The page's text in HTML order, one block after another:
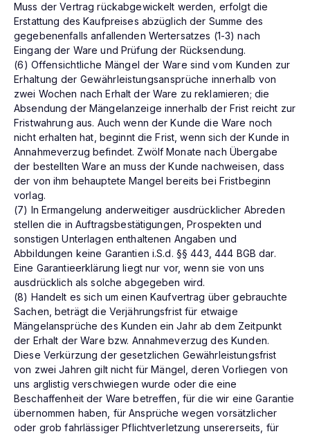
Muss der Vertrag rückabgewickelt werden, erfolgt die
Erstattung des Kaufpreises abzüglich der Summe des
gegebenenfalls anfallenden Wertersatzes (1-3) nach
Eingang der Ware und Prüfung der Rücksendung.
(6) Offensichtliche Mängel der Ware sind vom Kunden zur
Erhaltung der Gewährleistungsansprüche innerhalb von
zwei Wochen nach Erhalt der Ware zu reklamieren; die
Absendung der Mängelanzeige innerhalb der Frist reicht zur
Fristwahrung aus. Auch wenn der Kunde die Ware noch
nicht erhalten hat, beginnt die Frist, wenn sich der Kunde in
Annahmeverzug befindet. Zwölf Monate nach Übergabe
der bestellten Ware an muss der Kunde nachweisen, dass
der von ihm behauptete Mangel bereits bei Fristbeginn
vorlag.
(7) In Ermangelung anderweitiger ausdrücklicher Abreden
stellen die in Auftragsbestätigungen, Prospekten und
sonstigen Unterlagen enthaltenen Angaben und
Abbildungen keine Garantien i.S.d. §§ 443, 444 BGB dar.
Eine Garantieerklärung liegt nur vor, wenn sie von uns
ausdrücklich als solche abgegeben wird.
(8) Handelt es sich um einen Kaufvertrag über gebrauchte
Sachen, beträgt die Verjährungsfrist für etwaige
Mängelansprüche des Kunden ein Jahr ab dem Zeitpunkt
der Erhalt der Ware bzw. Annahmeverzug des Kunden.
Diese Verkürzung der gesetzlichen Gewährleistungsfrist
von zwei Jahren gilt nicht für Mängel, deren Vorliegen von
uns arglistig verschwiegen wurde oder die eine
Beschaffenheit der Ware betreffen, für die wir eine Garantie
übernommen haben, für Ansprüche wegen vorsätzlicher
oder grob fahrlässiger Pflichtverletzung unsererseits, für